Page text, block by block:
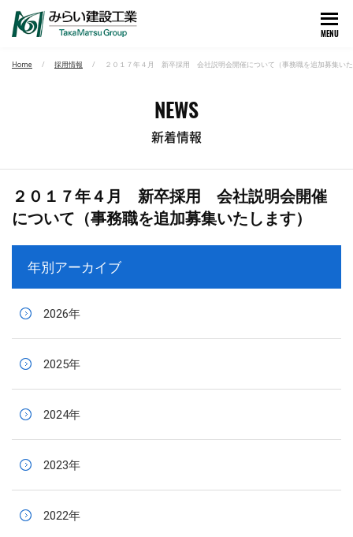
MENU
Home 採用情報 ２０１７年４月 新卒採用 会社説明会開催について（事務職を追加募集い
NEWS
新着情報
２０１７年４月 新卒採用 会社説明会開催
について（事務職を追加募集いたします）
年別アーカイブ
2026年
2025年
2024年
2023年
2022年